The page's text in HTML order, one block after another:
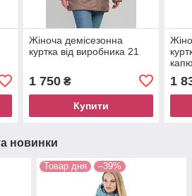
Жіноча демісезонна
куртка від виробника 21
1 750₴
Купити
1
новинки
Товар дня –39%